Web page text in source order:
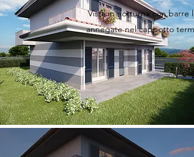
Vista in notturna con barre
annegate nel cappotto